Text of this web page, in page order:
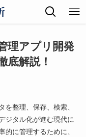
理アプリ開発
底解説！
を整理、保存、検索、
ジタル化が進む現代に
的に管理するために、